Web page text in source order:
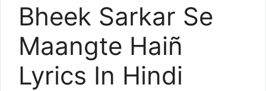
Bheek Sarkar Se
Maangte Haiñ
Lyrics In Hindi